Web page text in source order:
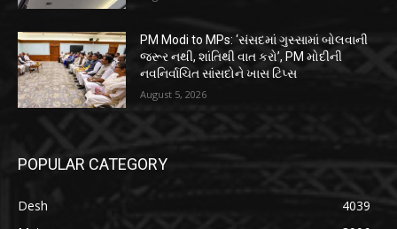
PM Modi to MPs: ‘સંસદમાં ગુસ્સામાં બોલવાની
જરૂર નથી, શાંતિથી વાત કરો’, PM મોદીની
નવનિર્વાચિત સાંસદોને ખાસ ટિપ્સ
August 5, 2026
POPULAR CATEGORY
Desh
4039